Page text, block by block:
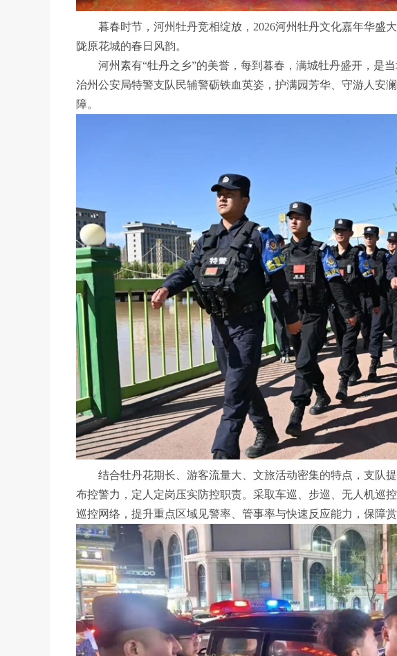
暮春时节，河州牡丹竞相绽放，2026河州牡丹文化嘉年华盛
陇原花城的春日风韵。
河州素有“牡丹之乡”的美誉，每到暮春，满城牡丹盛开，是当
治州公安局特警支队民辅警砺铁血英姿，护满园芳华、守游人安
障。
结合牡丹花期长、游客流量大、文旅活动密集的特点，支队提
布控警力，定人定岗压实防控职责。采取车巡、步巡、无人机巡
巡控网络，提升重点区域见警率、管事率与快速反应能力，保障